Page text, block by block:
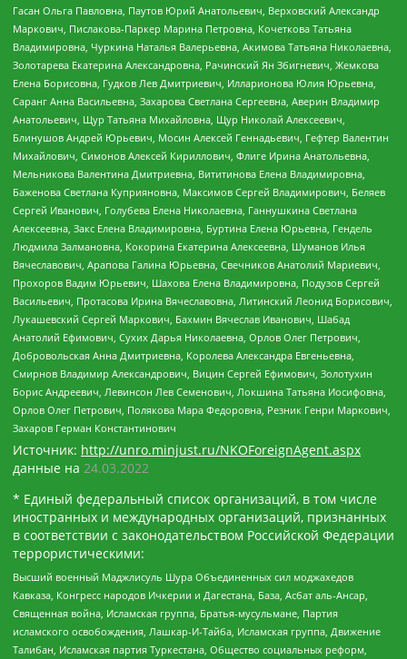
Гасан Ольга Павловна, Паутов Юрий Анатольевич, Верховский Александр
Маркович, Пислакова-Паркер Марина Петровна, Кочеткова Татьяна
Владимировна, Чуркина Наталья Валерьевна, Акимова Татьяна Николаевна,
Золотарева Екатерина Александровна, Рачинский Ян Збигневич, Жемкова
Елена Борисовна, Гудков Лев Дмитриевич, Илларионова Юлия Юрьевна,
Саранг Анна Васильевна, Захарова Светлана Сергеевна, Аверин Владимир
Анатольевич, Щур Татьяна Михайловна, Щур Николай Алексеевич,
Блинушов Андрей Юрьевич, Мосин Алексей Геннадьевич, Гефтер Валентин
Михайлович, Симонов Алексей Кириллович, Флиге Ирина Анатольевна,
Мельникова Валентина Дмитриевна, Вититинова Елена Владимировна,
Баженова Светлана Куприяновна, Максимов Сергей Владимирович, Беляев
Сергей Иванович, Голубева Елена Николаевна, Ганнушкина Светлана
Алексеевна, Закс Елена Владимировна, Буртина Елена Юрьевна, Гендель
Людмила Залмановна, Кокорина Екатерина Алексеевна, Шуманов Илья
Вячеславович, Арапова Галина Юрьевна, Свечников Анатолий Мариевич,
Прохоров Вадим Юрьевич, Шахова Елена Владимировна, Подузов Сергей
Васильевич, Протасова Ирина Вячеславовна, Литинский Леонид Борисович,
Лукашевский Сергей Маркович, Бахмин Вячеслав Иванович, Шабад
Анатолий Ефимович, Сухих Дарья Николаевна, Орлов Олег Петрович,
Добровольская Анна Дмитриевна, Королева Александра Евгеньевна,
Смирнов Владимир Александрович, Вицин Сергей Ефимович, Золотухин
Борис Андреевич, Левинсон Лев Семенович, Локшина Татьяна Иосифовна,
Орлов Олег Петрович, Полякова Мара Федоровна, Резник Генри Маркович,
Захаров Герман Константинович
Источник: http://unro.minjust.ru/NKOForeignAgent.aspx
данные на 24.03.2022
* Единый федеральный список организаций, в том числе
иностранных и международных организаций, признанных
в соответствии с законодательством Российской Федерации
террористическими:
Высший военный Маджлисуль Шура Объединенных сил моджахедов
Кавказа, Конгресс народов Ичкерии и Дагестана, База, Асбат аль-Ансар,
Священная война, Исламская группа, Братья-мусульмане, Партия
исламского освобождения, Лашкар-И-Тайба, Исламская группа, Движение
Талибан, Исламская партия Туркестана, Общество социальных реформ,